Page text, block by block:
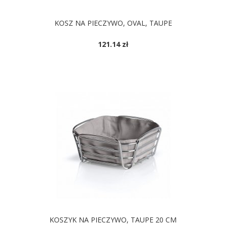
KOSZ NA PIECZYWO, OVAL, TAUPE
121.14 zł
KOSZYK NA PIECZYWO, TAUPE 20 CM